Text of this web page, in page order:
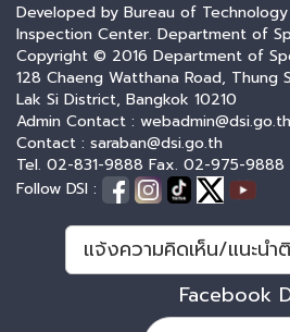
Developed by Bureau of
Inspection Center. Department of
Copyright © 2016 Department of
128 Chaeng Watthana Road, Thung
Lak Si District, Bangkok 10210
Admin Contact :
Contact : saraban@dsi.go.th
Tel. 02-831-9888 Fax. 02-975-9888
Follow DSI :
แจ้งความคิดเห็น/แนะน
Facebook